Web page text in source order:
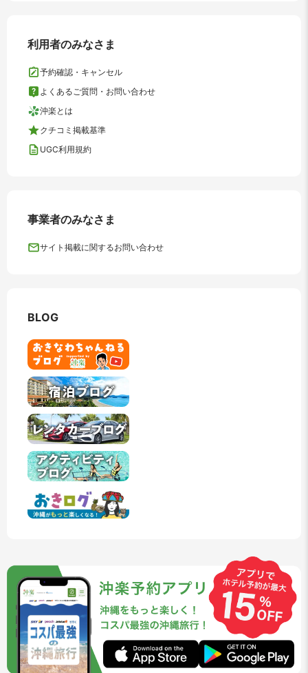
利用者のみなさま
予約確認・キャンセル
よくあるご質問・お問い合わせ
沖楽とは
クチコミ掲載基準
UGC利用規約
事業者のみなさま
サイト掲載に関するお問い合わせ
BLOG